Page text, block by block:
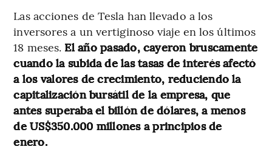
Las acciones de Tesla han llevado a los
inversores a un vertiginoso viaje en los últimos
18 meses. El año pasado, cayeron bruscamente
cuando la subida de las tasas de interés afectó
a los valores de crecimiento, reduciendo la
capitalización bursátil de la empresa, que
antes superaba el billón de dólares, a menos
de US$350.000 millones a principios de
enero.